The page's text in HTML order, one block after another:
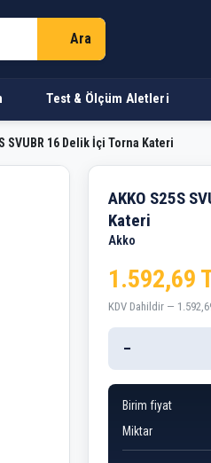
Ara
Test & Ölçüm Aletleri
SVUBR 16 Delik İçi Torna Kateri
Kateri
AKKO S25S
Kateri
Akko
1.592,69
KDV Dahildir —
−
Birim fiyat
Miktar